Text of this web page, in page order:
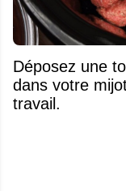
Déposez une
dans votre
travail.